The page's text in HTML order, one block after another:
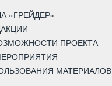
«ГРЕЙДЕР»
ПРОЕКТА
МАТЕРИАЛОВ